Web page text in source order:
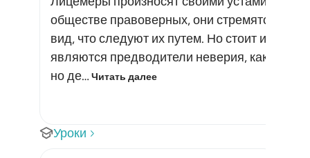
обществе правоверных, они стремятся
вид, что следуют их путем. Но стоит им
являются предводители неверия, как они
но де… Читать далее
Уроки